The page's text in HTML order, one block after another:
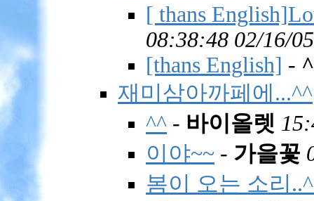
[ thans
08:38:48 02/16/05
[thans English] -
재미삼아까페에...^^
^^ - 바이올렛
이야~~ - 가을꽃
봄이 오는 소리